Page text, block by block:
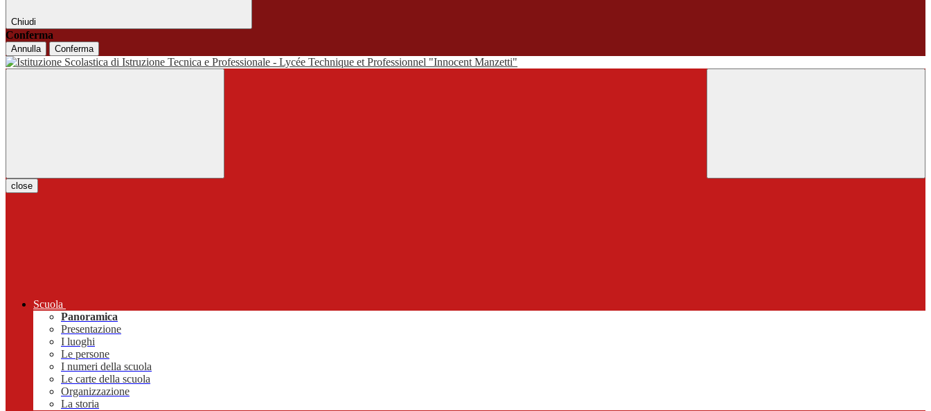
Chiudi
Conferma
Annulla Conferma
close
Scuola
Panoramica
Presentazione
I luoghi
Le persone
I numeri della scuola
Le carte della scuola
Organizzazione
La storia